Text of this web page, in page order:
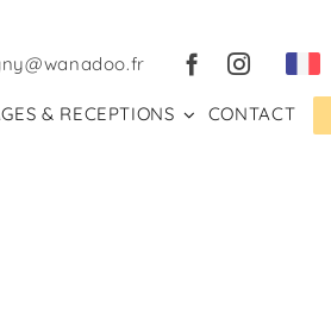
& RECEPTIONS CONTACT